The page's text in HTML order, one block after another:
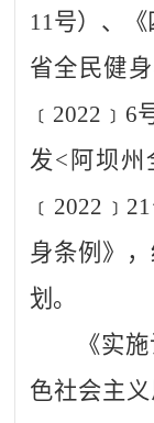
11号）、
省全民健
﹝2022﹞6
发<阿坝州
身条例》
划。
《实
色社会主